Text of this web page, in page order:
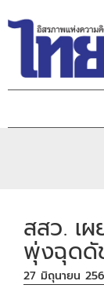
สสว. เ
พุ่งฉุดดั
27 มิถุนายน